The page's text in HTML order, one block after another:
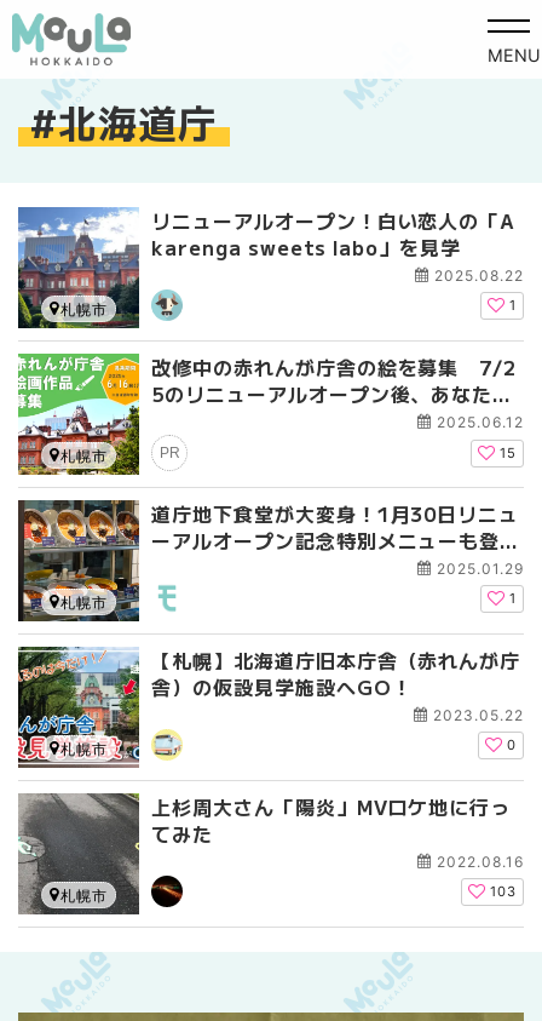
MENU
北海道庁
リニューアルオープン！白い恋人の「A
karenga sweets labo」を見学
2025.08.22
1
札幌市
改修中の赤れんが庁舎の絵を募集 7/2
5のリニューアルオープン後、あなたの
2025.06.12
PR 15
札幌市
道庁地下食堂が大変身！1月30日リニュ
ーアルオープン記念特別メニューも登
2025.01.29
1
札幌市
【札幌】北海道庁旧本庁舎（赤れんが庁
舎）の仮設見学施設へGO！
2023.05.22
0
札幌市
上杉周大さん「陽炎」MVロケ地に行っ
てみた
2022.08.16
103
札幌市